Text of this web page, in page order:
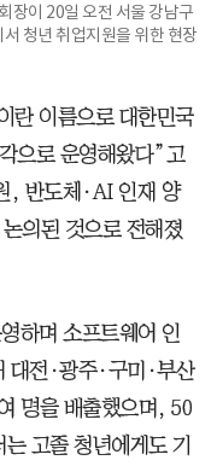
장이 20일 오전 서울 강남구
청년 취업지원을 위한 현장
란 이름으로 대한민국
으로 운영해왔다”고
, 반도체·AI 인재 양
의된 것으로 전해졌
하며 소프트웨어 인
대전·광주·구미·부산
명을 배출했으며, 50
고졸 청년에게도 기